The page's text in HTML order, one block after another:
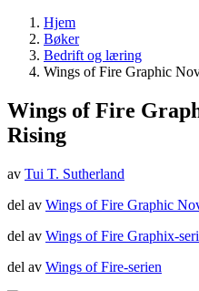
Hjem
Bøker
Bedrift og læring
Wings of Fire Graphic
Wings of Fire
Rising
av Tui T. Sutherland
del av Wings of Fire Graphic
del av Wings of Fire Graphix-
del av Wings of Fire-serien